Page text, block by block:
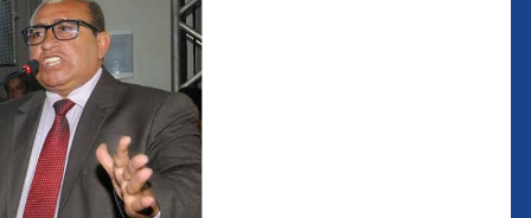
eu estou
desde março
o cargo de
juízes e servidores"